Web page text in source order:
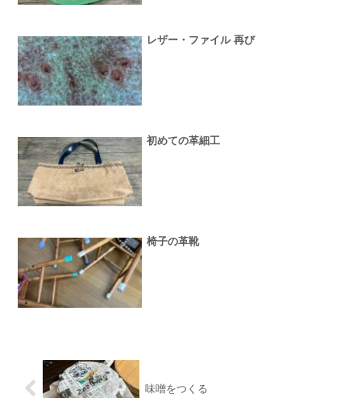
レザー・ファイル 再び
初めての革細工
椅子の革靴
味噌をつくる